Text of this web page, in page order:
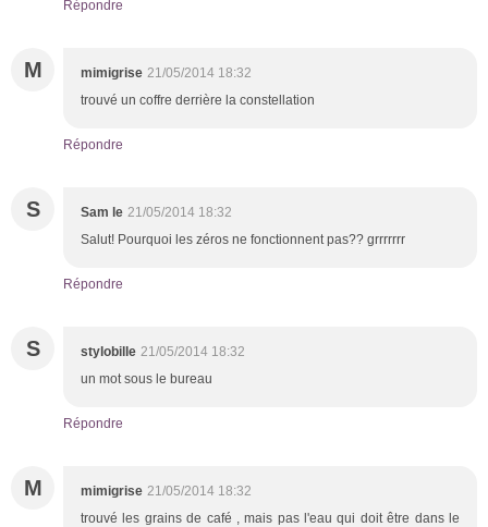
Répondre
M mimigrise 21/05/2014 18:32
trouvé un coffre derrière la constellation
Répondre
S Sam le 21/05/2014 18:32
Salut! Pourquoi les zéros ne fonctionnent pas?? grrrrrrr
Répondre
S stylobille 21/05/2014 18:32
un mot sous le bureau
Répondre
M mimigrise 21/05/2014 18:32
trouvé les grains de café , mais pas l'eau qui doit être dans le